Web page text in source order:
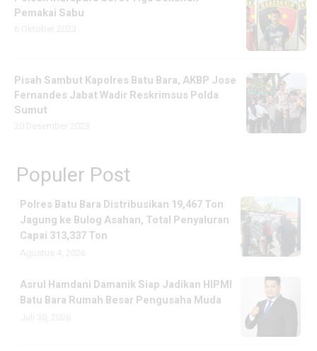
Pemakai Sabu
Pisah Sambut Kapolres Batu Bara, AKBP Jose
Fernandes Jabat Wadir Reskrimsus Polda
Sumut
Populer Post
Polres Batu Bara Distribusikan 19,467 Ton
Jagung ke Bulog Asahan, Total Penyaluran
Capai 313,337 Ton
Asrul Hamdani Damanik Siap Jadikan HIPMI
Batu Bara Rumah Besar Pengusaha Muda